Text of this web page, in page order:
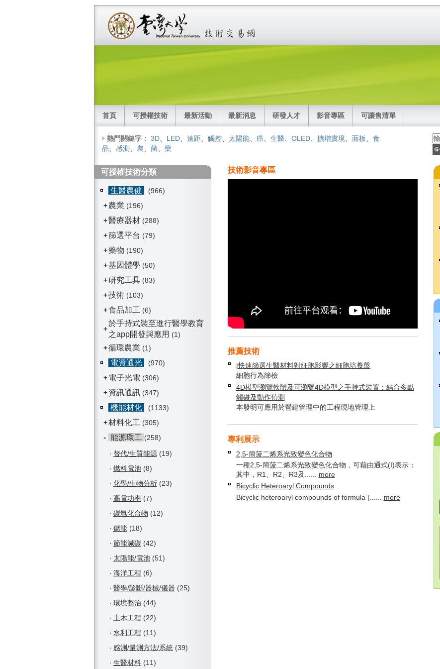
首頁 可授權技術 最新活動 最新消息 研發人才 影音專區 可讓售清單
熱門關鍵字： 3D、 LED、 遠距、 觸控、 太陽能、 癌、 生醫、 OLED、 擴增實境、 面板、 食
品、 感測 、 農、 菌、 藥
可授權技術分類
生醫農健
(966)
+ 農業 (196)
+醫療器材 (288)
+篩選平台 (79)
+藥物 (190)
+基因體學 (50)
+研究工具(83)
+技術(103)
+食品加工 (6)
+
於手持式裝至進行醫學教育
之app開發與應用 (1)
+循環農業 (1)
電資通光
(970)
+ 電子光電 (306)
+ 資訊通訊(347)
機能材化
(1133)
+材料化工 (305)
- 能源環工 (258)
‧ 替代/生質能源(19)
‧ 燃料電池(8)
‧ 化學/生物分析(23)
‧ 高電功率(7)
‧ 碳氫化合物 (12)
‧ 儲能(18)
‧ 節能減碳 (42)
‧ 太陽能/電池(51)
‧ 海洋工程 (6)
‧ 醫學/診斷/器械/儀器 (25)
‧ 環境整治(44)
‧ 土木工程 (22)
‧ 水利工程 (11)
‧ 感測/量測方法/系統(39)
‧ 生醫材料(11)
技術影音專區
推薦技術
|快速篩選生醫材料對細胞影響之細胞培養盤
細胞行為篩檢
4D模型瀏覽軟體及可瀏覽4D模型之手持式裝置：結合多點
觸碰及動作偵測
本發明可應用於營建管理中的工程現地管理上
專利展示
2,5-簡菠二烯系光致變色化合物
一種2,5-簡菠二烯系光致變色化合物，可藉由通式(I)表示：
其中，R1、R2、R3及...... more
Bicyclic Heteroaryl Compounds
Bicyclic heteroaryl compounds of formula (...... more